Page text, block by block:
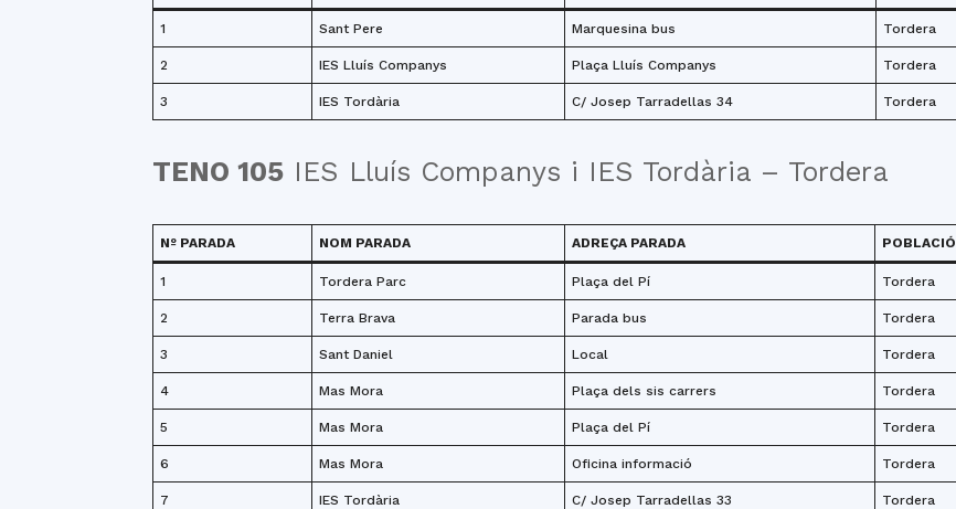
1 Sant Pere Marquesina bus Tordera
2 IES Lluís Companys Plaça Lluís Companys Tordera
3 IES Tordària C/ Josep Tarradellas 34 Tordera
TENO 105 IES Lluís Companys i IES Tordària – Tordera
Nº PARADA NOM PARADA ADREÇA PARADA POBLACIÓ
1 Tordera Parc Plaça del Pí Tordera
2 Terra Brava Parada bus Tordera
3 Sant Daniel Local Tordera
4 Mas Mora Plaça dels sis carrers Tordera
5 Mas Mora Plaça del Pí Tordera
6 Mas Mora Oficina informació Tordera
7 IES Tordària C/ Josep Tarradellas 33 Tordera